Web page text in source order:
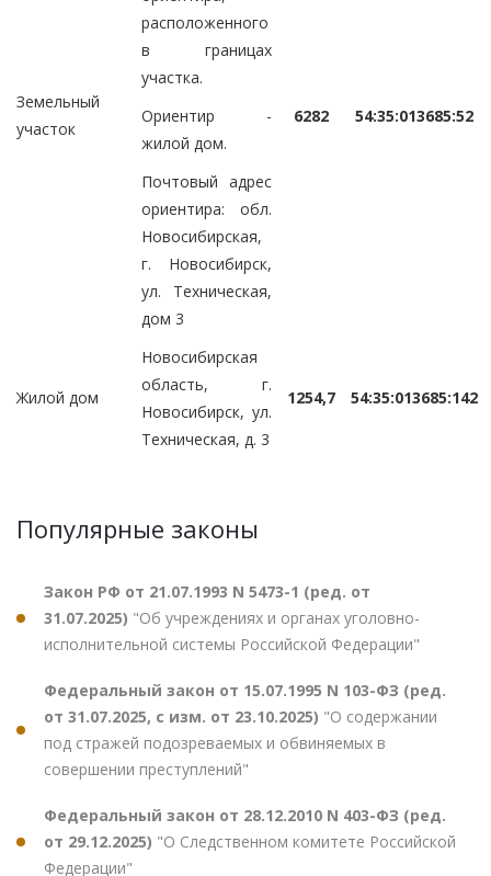
Земельный
участок
расположенного
в границах
участка.
Ориентир -
жилой дом.
Почтовый адрес
ориентира: обл.
Новосибирская,
г. Новосибирск,
ул. Техническая,
дом 3
6282 54:35:013685:52
Жилой дом
Новосибирская
область, г.
Новосибирск, ул.
Техническая, д. 3
1254,7 54:35:013685:142
Популярные законы
Закон РФ от 21.07.1993 N 5473-1 (ред. от
31.07.2025) "Об учреждениях и органах уголовно-
исполнительной системы Российской Федерации"
Федеральный закон от 15.07.1995 N 103-ФЗ (ред.
от 31.07.2025, с изм. от 23.10.2025) "О содержании
под стражей подозреваемых и обвиняемых в
совершении преступлений"
Федеральный закон от 28.12.2010 N 403-ФЗ (ред.
от 29.12.2025) "О Следственном комитете Российской
Федерации"